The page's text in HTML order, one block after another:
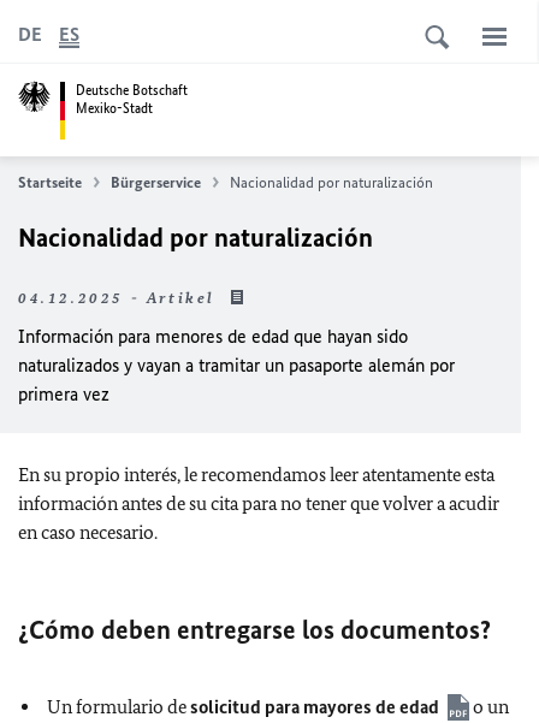
Deutsche Botschaft
Mexiko-Stadt
DE ES
Startseite Bürgerservice Nacionalidad por naturalización
Nacionalidad por naturalización
04.12.2025 - Artikel
Información para menores de edad que hayan sido
naturalizados y vayan a tramitar un pasaporte alemán por
primera vez
En su propio interés, le recomendamos leer atentamente esta
información antes de su cita para no tener que volver a acudir
en caso necesario.
¿Cómo deben entregarse los documentos?
Un formulario desolicitud para mayores de edad
o un